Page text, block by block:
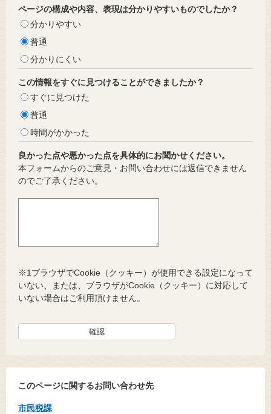
ページの構成や内容、表現は分かりやすいものでしたか？
分かりやすい
普通
分かりにくい
この情報をすぐに見つけることができましたか？
すぐに見つけた
普通
時間がかかった
良かった点や悪かった点を具体的にお聞かせください。
本フォームからのご意見・お問い合わせには返信できません
のでご了承ください。
※1ブラウザでCookie（クッキー）が使用できる設定になって
いない、または、ブラウザがCookie（クッキー）に対応して
いない場合はご利用頂けません。
このページに関するお問い合わせ先
市民税課